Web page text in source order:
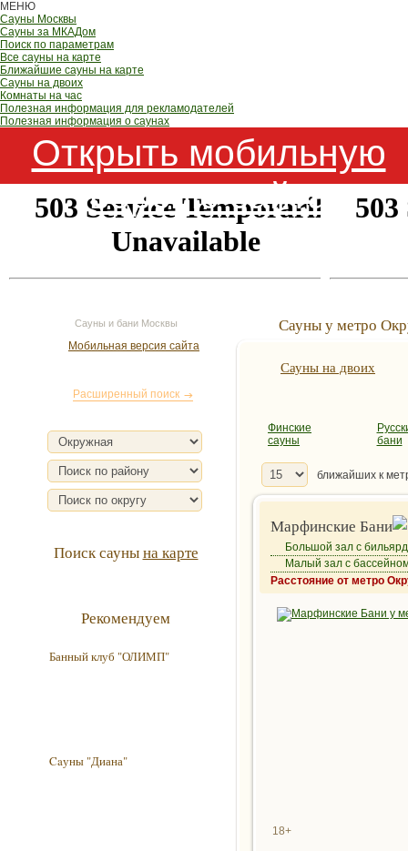
МЕНЮ
Сауны Москвы
Сауны за МКАДом
Поиск по параметрам
Все сауны на карте
Ближайшие сауны на карте
Сауны на двоих
Комнаты на час
Полезная информация для рекламодателей
Полезная информация о саунах
Открыть мобильную
версию сайта
Сауны у метро
Сауны на двоих
Финские
сауны
бани
ближайших к
Марфинские Бани
Большой зал с
Малый зал с
Расстояние от метро
18+
Сауны и бани Москвы
Мобильная версия сайта
Расширенный поиск
Поиск саунына карте
Рекомендуем
Банный клуб "ОЛИМП"
Caуны "Диана"